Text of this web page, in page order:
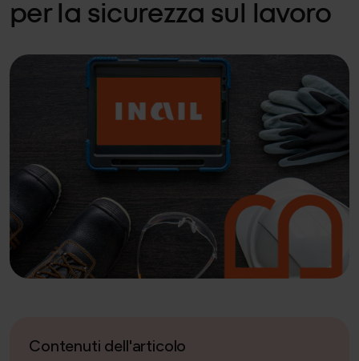
per la sicurezza sul lavoro
Contenuti dell'articolo